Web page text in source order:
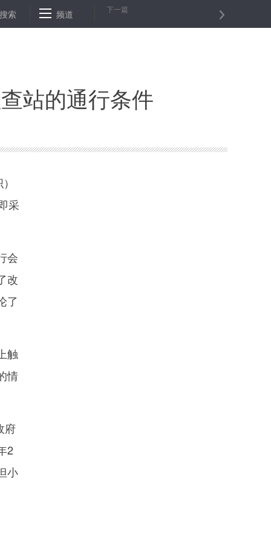
压缩至20天 证监会：去年融资7.1万亿元 核准105家企业IPO
搜索 频道 下一篇
站的通行条件
采
会
改
了
触
情
府
2
小